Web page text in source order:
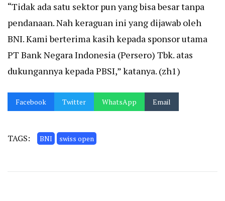
“Tidak ada satu sektor pun yang bisa besar tanpa
pendanaan. Nah keraguan ini yang dijawab oleh
BNI. Kami berterima kasih kepada sponsor utama
PT Bank Negara Indonesia (Persero) Tbk. atas
dukungannya kepada PBSI,” katanya. (zh1)
Facebook Twitter WhatsApp Email
TAGS: BNI swiss open